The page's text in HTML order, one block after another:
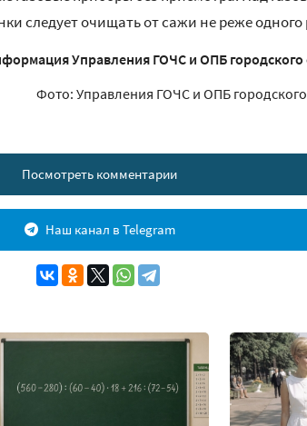
следует очищать от сажи не реже одного
Управления ГОЧС и ОПБ городского
Фото: Управления ГОЧС и ОПБ городского
Посмотреть комментарии
Наш канал в Telegram